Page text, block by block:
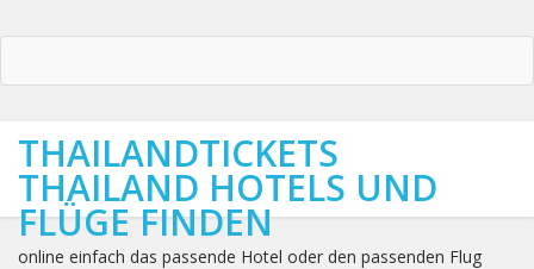
THAILANDTICKETS
THAILAND HOTELS UND
FLÜGE FINDEN
online einfach das passende Hotel oder den passenden Flug